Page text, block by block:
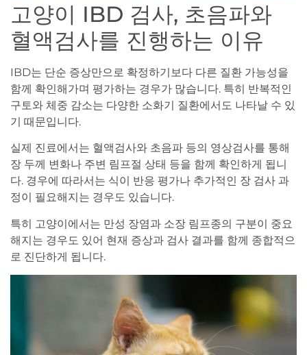
고양이 IBD 검사, 초음파와
혈액검사를 진행하는 이유
IBD는 단순 증상만으로 확정하기보다 다른 질환 가능성을
함께 확인해가며 평가하는 경우가 많습니다. 특히 반복적인
구토와 체중 감소는 다양한 소화기 질환에서도 나타날 수 있
기 때문입니다.
실제 진료에서는 혈액검사와 초음파 등의 영상검사를 통해
장 두께 변화나 주변 림프절 상태 등을 함께 확인하게 됩니
다. 경우에 따라서는 식이 반응 평가나 추가적인 장 검사 과
정이 필요해지는 경우도 있습니다.
특히 고양이에서는 만성 장염과 소장 림프종의 구분이 중요
해지는 경우도 있어 현재 증상과 검사 결과를 함께 종합적으
로 진단하게 됩니다.